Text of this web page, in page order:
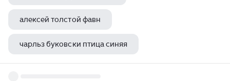
алексей толстой фавн
чарльз буковски птица синяя